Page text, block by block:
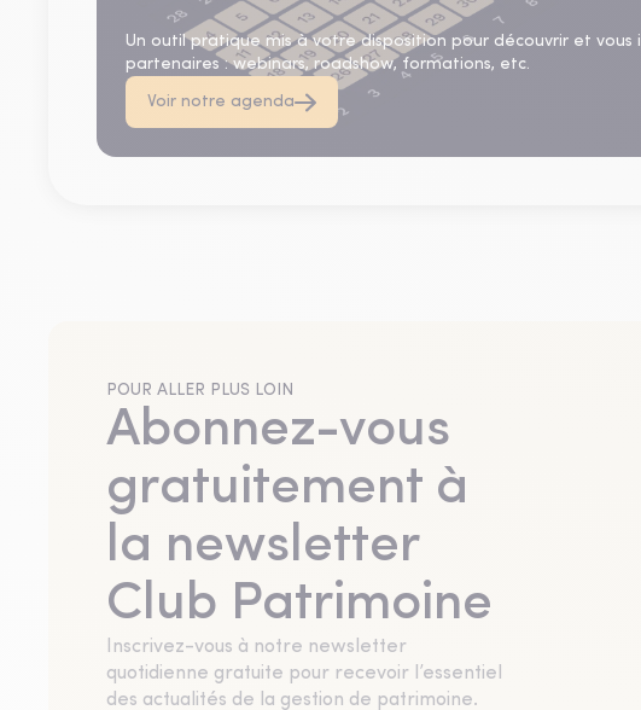
Un outil pratique mis à votre disposition pour découvrir et vous
partenaires : webinars, roadshow, formations, etc.
Voir notre agenda
POUR ALLER PLUS LOIN
Abonnez-vous
gratuitement à
la newsletter
Club Patrimoine
Inscrivez-vous à notre newsletter
quotidienne gratuite pour recevoir l’essentiel
des actualités de la gestion de patrimoine.